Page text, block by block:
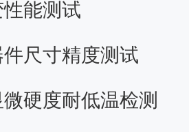
能测试
尺寸精度测试
硬度耐低温检测